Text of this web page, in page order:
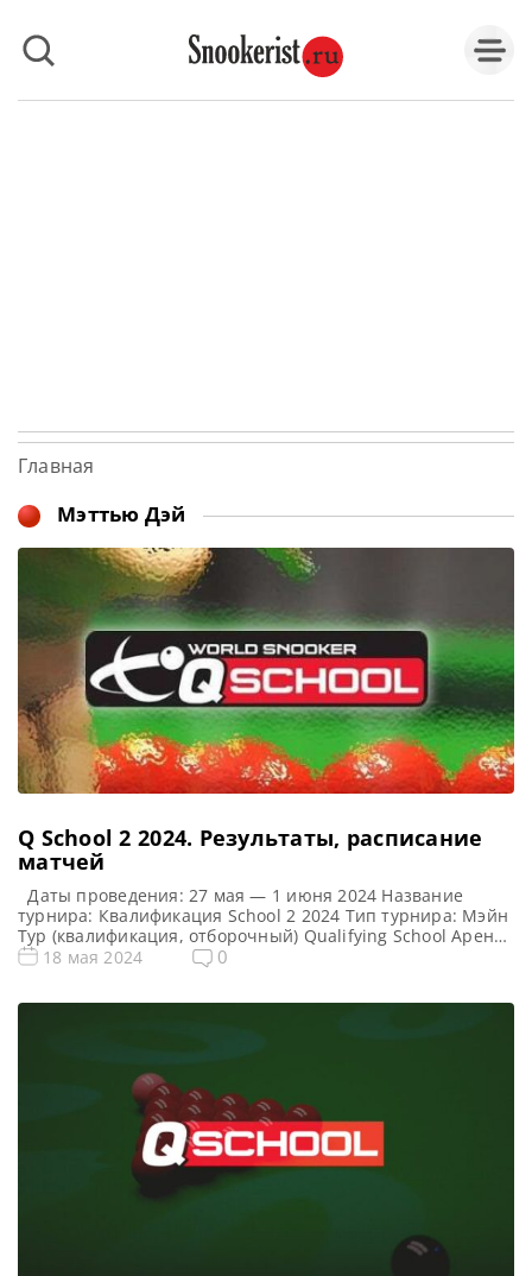
Главная
Мэттью Дэй
Q School 2 2024. Результаты, расписание
матчей
Даты проведения: 27 мая — 1 июня 2024 Название
турнира: Квалификация School 2 2024 Тип турнира: Мэйн
Тур (квалификация, отборочный) Qualifying School Арена:
Morningside Arena Место проведения (населенный пункт,
18 мая 2024 0